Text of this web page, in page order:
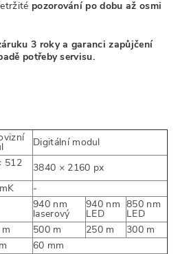
pozorování po dobu až osmi
3 roky a garanci zapůjčení
potřeby servisu.
Digitální modul
512
3840 × 2160 px
-
940 nm
laserový
940 nm
LED
850 nm
LED
500 m 250 m
300 m
60 mm